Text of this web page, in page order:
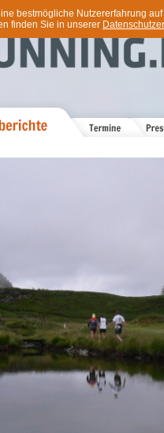
bestmögliche Nutzererfahrung
finden Sie in unserer